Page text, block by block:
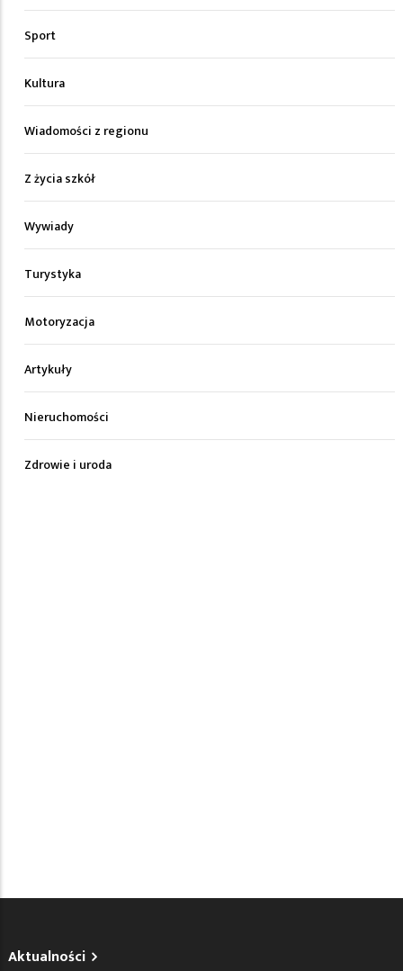
Sport
Kultura
Wiadomości z regionu
Z życia szkół
Wywiady
Turystyka
Motoryzacja
Artykuły
Nieruchomości
Zdrowie i uroda
Aktualności